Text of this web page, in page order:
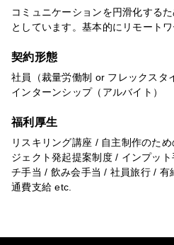
コミュニケーションを円滑化する
としています。基本的にリモート
契約形態
社員（裁量労働制 or フレックスタ
インターンシップ（アルバイト）
福利厚生
リスキリング講座 / 自主制作のた
ジェクト発起提案制度 / インプッ
チ手当 / 飲み会手当 / 社員旅行 /
通費支給 etc.